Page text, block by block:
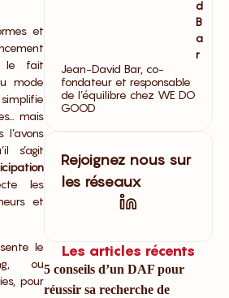
et
le fait
mode
mais
l’avons
s’agit
les
et
le
ou
pour
d
B
a
r
Jean-David Bar, co-
fondateur et responsable
de l’équilibre chez WE DO
GOOD
Rejoignez nous sur
les réseaux
Les articles récents
5 conseils d’un DAF pour
réussir sa recherche de